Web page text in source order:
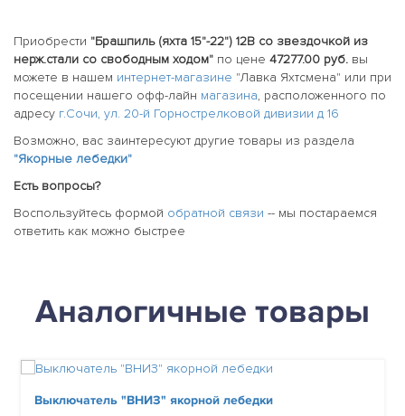
Приобрести "Брашпиль (яхта 15"-22") 12В со звездочкой из
нерж.стали со свободным ходом" по цене 47277.00 руб. вы
можете в нашем интернет-магазине "Лавка Яхтсмена" или при
посещении нашего офф-лайн магазина, расположенного по
адресу г.Сочи, ул. 20-й Горнострелковой дивизии д 16
Возможно, вас заинтересуют другие товары из раздела
"Якорные лебедки"
Есть вопросы?
Воспользуйтесь формой обратной связи -- мы постараемся
ответить как можно быстрее
Аналогичные товары
Выключатель "ВНИЗ" якорной лебедки